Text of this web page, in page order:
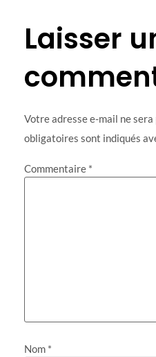
Laisser
Votre adresse e-mail ne sera
obligatoires sont indiqués
Commentaire *
Nom *